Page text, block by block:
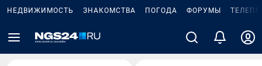
НЕДВИЖИМОСТЬ ЗНАКОМСТВА ПОГОДА ФОРУМЫ